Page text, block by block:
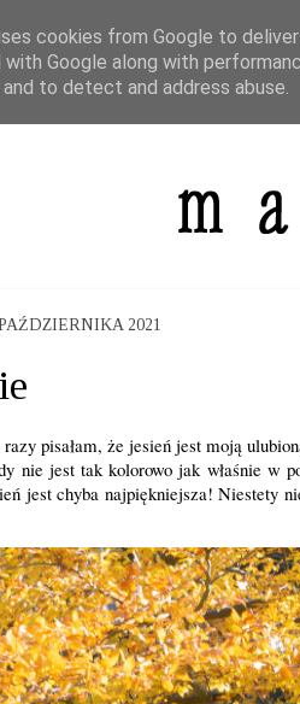
2021
pisałam, że jesień jest moją
nie jest tak kolorowo jak właśnie w
jest chyba najpiękniejsza! Niestety
cookies from Google to
with Google along with
to detect and address abuse.